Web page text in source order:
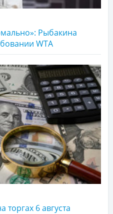
Рыбакина
WTA
6 августа